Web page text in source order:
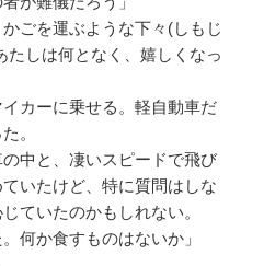
ごを運ぶような下々(しもじ
たしは何となく、嬉しくなっ
カーに乗せる。軽自動車だ
。
中と、凄いスピードで飛び
いたけど、特に質問はしな
ていたのかもしれない。
何か食すものはないか」